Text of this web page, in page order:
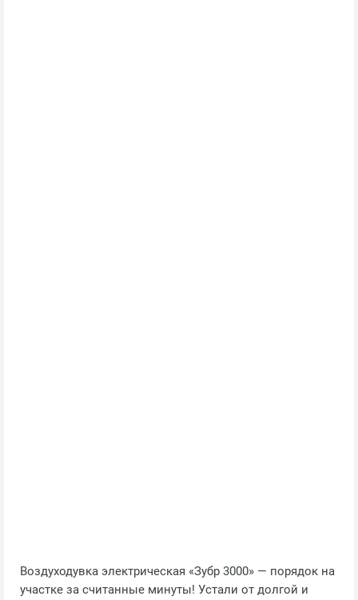
Воздуходувка электрическая «Зубр 3000» — порядок на
участке за считанные минуты! Устали от долгой и